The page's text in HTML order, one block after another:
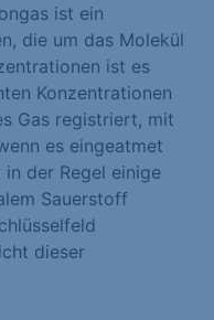
ist ein
die um das Molekül
ist es
Konzentrationen
Gas registriert, mit
es eingeatmet
der Regel einige
Sauerstoff
dieser